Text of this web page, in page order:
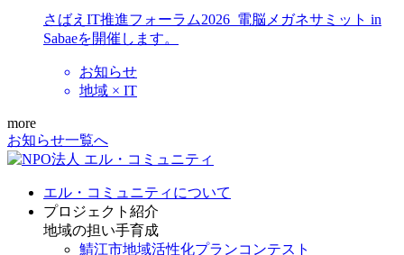
さばえIT推進フォーラム2026_電脳メガネサミット in
Sabaeを開催します。
お知らせ
地域 × IT
more
お知らせ一覧へ
エル・コミュニティについて
プロジェクト紹介
地域の担い手育成
鯖江市地域活性化プランコンテスト